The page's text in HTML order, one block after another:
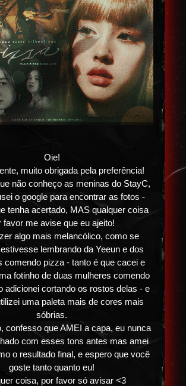
Oie!
muito obrigada pela preferência!
não conheço as meninas do StayC,
o google para encontrar as fotos -
tenha acertado, MAS qualquer coisa
favor me avise que eu ajeito!
algo mais melancólico, como se
lembrando da Yeeun e dos
comendo pizza - tanto é que cacei e
fotinho de duas mulheres comendo
adicionei cortando os rostos delas - e
uma paleta mais de cores mais
sóbrias.
confesso que AMEI a capa, eu nunca
com esses tons antes mas amei
o resultado final, e espero que você
goste tanto quanto eu!
coisa, por favor só avisar <3